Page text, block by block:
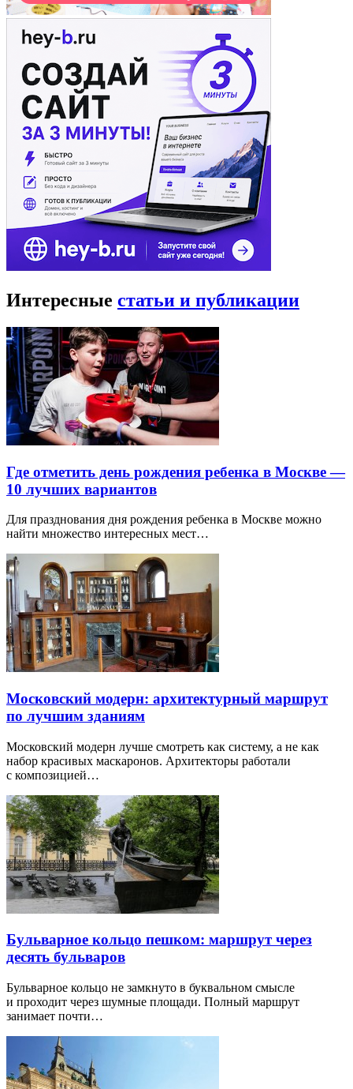
Интересные статьи и публикации
Где отметить день рождения ребенка в Москве —
10 лучших вариантов
Для празднования дня рождения ребенка в Москве можно
найти множество интересных мест…
Московский модерн: архитектурный маршрут
по лучшим зданиям
Московский модерн лучше смотреть как систему, а не как
набор красивых маскаронов. Архитекторы работали
с композицией…
Бульварное кольцо пешком: маршрут через
десять бульваров
Бульварное кольцо не замкнуто в буквальном смысле
и проходит через шумные площади. Полный маршрут
занимает почти…